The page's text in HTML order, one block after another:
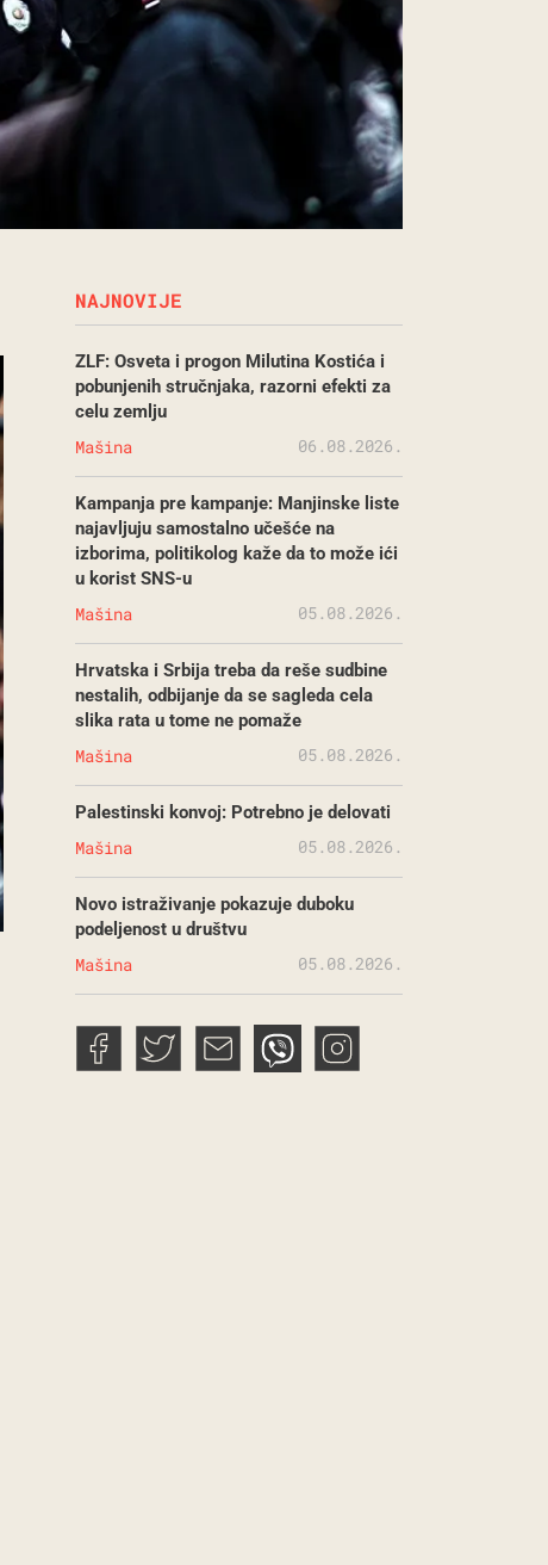
NAJNOVIJE
ZLF: Osveta i progon Milutina Kostića i
pobunjenih stručnjaka, razorni efekti za
celu zemlju
Mašina 06.08.2026.
Kampanja pre kampanje: Manjinske liste
najavljuju samostalno učešće na
izborima, politikolog kaže da to može ići
u korist SNS-u
Mašina 05.08.2026.
Hrvatska i Srbija treba da reše sudbine
nestalih, odbijanje da se sagleda cela
slika rata u tome ne pomaže
Mašina 05.08.2026.
Palestinski konvoj: Potrebno je delovati
Mašina 05.08.2026.
Novo istraživanje pokazuje duboku
podeljenost u društvu
Mašina 05.08.2026.